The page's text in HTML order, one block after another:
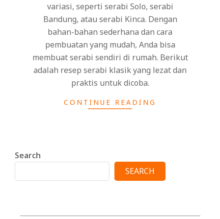
variasi, seperti serabi Solo, serabi
Bandung, atau serabi Kinca. Dengan
bahan-bahan sederhana dan cara
pembuatan yang mudah, Anda bisa
membuat serabi sendiri di rumah. Berikut
adalah resep serabi klasik yang lezat dan
praktis untuk dicoba.
CONTINUE READING
Search
SEARCH